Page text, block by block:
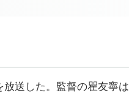
送した。監督の瞿友寧